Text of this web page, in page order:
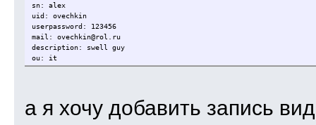
sn: alex
uid: ovechkin
userpassword: 123456
mail: ovechkin@rol.ru
description: swell guy
ou: it
а я хочу добавить запись